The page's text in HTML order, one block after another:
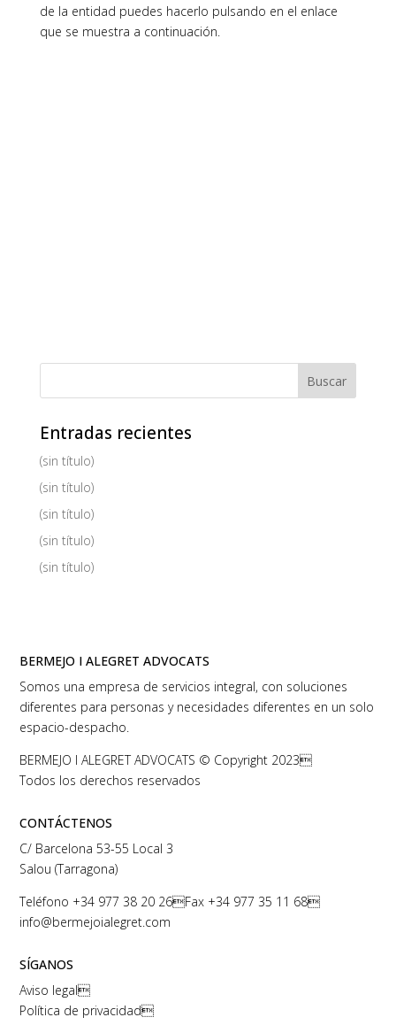
de la entidad puedes hacerlo pulsando en el enlace
que se muestra a continuación.
Entradas recientes
(sin título)
(sin título)
(sin título)
(sin título)
(sin título)
BERMEJO I ALEGRET ADVOCATS
Somos una empresa de servicios integral, con soluciones
diferentes para personas y necesidades diferentes en un solo
espacio-despacho.
BERMEJO I ALEGRET ADVOCATS © Copyright 2023
Todos los derechos reservados
CONTÁCTENOS
C/ Barcelona 53-55 Local 3
Salou (Tarragona)
Teléfono +34 977 38 20 26Fax +34 977 35 11 68
info@bermejoialegret.com
SÍGANOS
Aviso legal
Política de privacidad